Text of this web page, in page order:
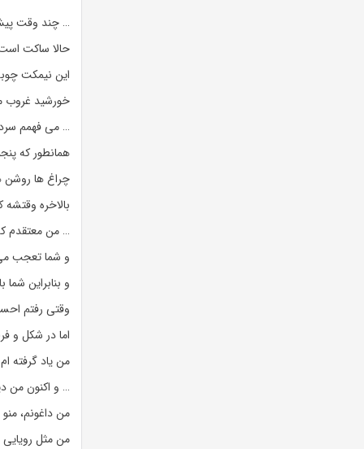
… چند وقت
حالا ساکت
این نیمکت
خورشید غروب
… می فهمم
همانطور که
چراغ ها
بالاخره
… من معتقدم
و شما تعجب
و بنابراین شما
وقتی رفتم
اما در شکل و
من یاد گرفته
… و اکنون من
من داغونم، منو
من مثل